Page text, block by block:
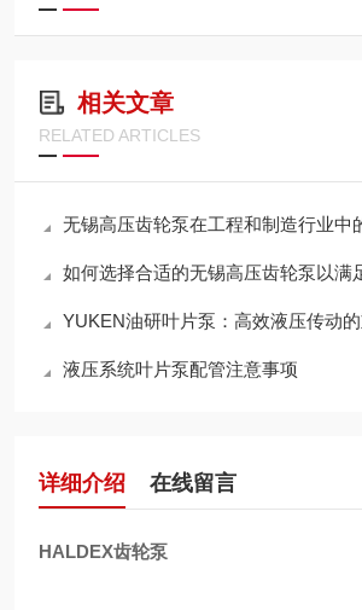
相关文章
RELATED ARTICLES
无锡高压齿轮泵在工程和制造行业中
如何选择合适的无锡高压齿轮泵以满
YUKEN油研叶片泵：高效液压传动
液压系统叶片泵配管注意事项
详细介绍 在线留言
HALDEX齿轮泵